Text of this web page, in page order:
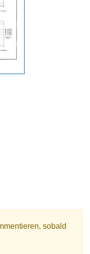
sobald